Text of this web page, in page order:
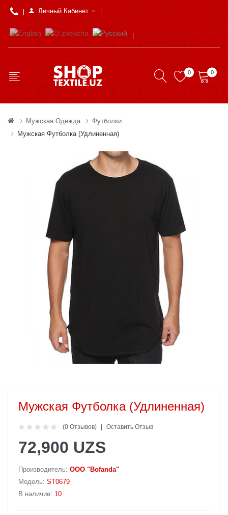
Личный Кабинет
0 0
Мужская Одежда
Футболки
Мужская Футболка (удлиненная)
Мужская Футболка (удлиненная)
(0 Отзывов) Оставить Отзыв
72,900 UZS
Производитель: OOO "Bofanda"
Модель: ST0679
В наличие: 10